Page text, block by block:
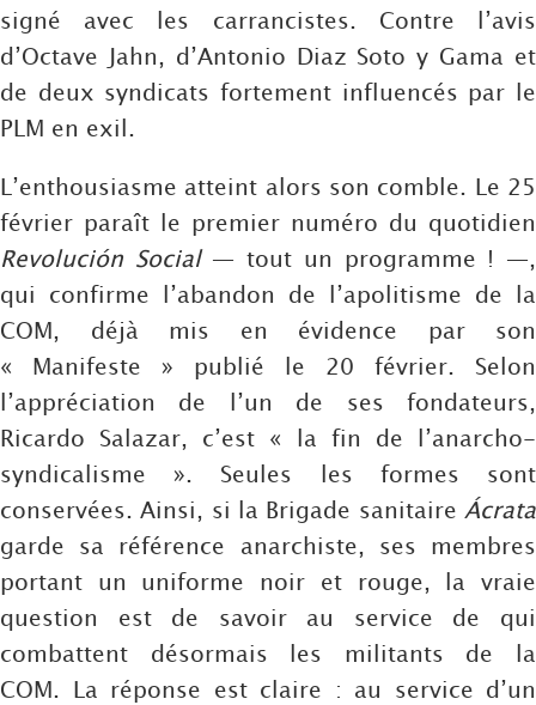
signé avec les carrancistes. Contre l’avis
d’Octave Jahn, d’Antonio Diaz Soto y Gama et
de deux syndicats fortement influencés par le
PLM en exil.
L’enthousiasme atteint alors son comble. Le 25
février paraît le premier numéro du quotidien
Revolución Social— tout un programme ! —,
qui confirme l’abandon de l’apolitisme de la
COM, déjà mis en évidence par son
« Manifeste » publié le 20 février. Selon
l’appréciation de l’un de ses fondateurs,
Ricardo Salazar, c’est « la fin de l’anarcho-
syndicalisme ». Seules les formes sont
conservées. Ainsi, si la Brigade sanitaire Ácrata
garde sa référence anarchiste, ses membres
portant un uniforme noir et rouge, la vraie
question est de savoir au service de qui
combattent désormais les militants de la
COM. La réponse est claire : au service d’un